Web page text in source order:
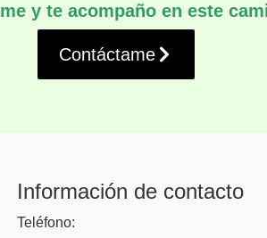
y te acompaño en este
Contáctame
Información de contacto
Teléfono: